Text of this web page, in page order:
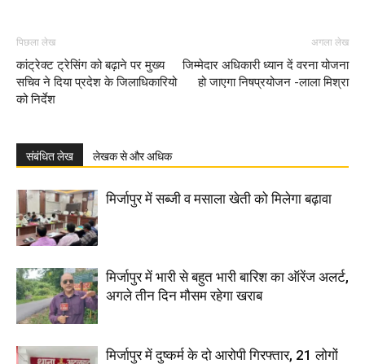
पिछला लेख
कांट्रेक्ट ट्रेसिंग को बढ़ाने पर मुख्य
सचिव ने दिया प्रदेश के जिलाधिकारियो
को निर्देश
अगला लेख
जिम्मेदार अधिकारी ध्यान दें वरना योजना
हो जाएगा निषप्रयोजन -लाला मिश्रा
संबंधित लेख लेखक से और अधिक
मिर्जापुर में सब्जी व मसाला खेती को मिलेगा बढ़ावा
मिर्जापुर में भारी से बहुत भारी बारिश का ऑरेंज अलर्ट,
अगले तीन दिन मौसम रहेगा खराब
मिर्जापुर में दुष्कर्म के दो आरोपी गिरफ्तार, 21 लोगों